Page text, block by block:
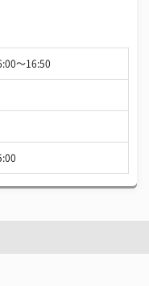
〜16:50